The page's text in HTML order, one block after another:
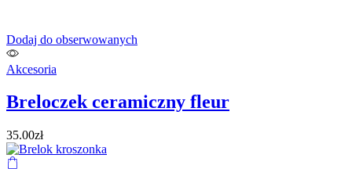
Dodaj do obserwowanych
Akcesoria
Breloczek ceramiczny fleur
35.00zł